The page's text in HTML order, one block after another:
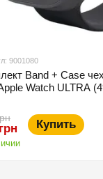
9001080
Band + Case
Watch ULTRA
Купить